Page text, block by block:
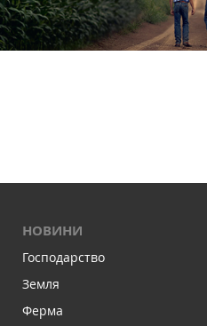
НОВИНИ
Господарство
Земля
Ферма